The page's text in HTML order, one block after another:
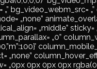
bg_video_webm_src=
„none”
„middle” sticky=
„0”
„none”
„0px 0px 0px 0px